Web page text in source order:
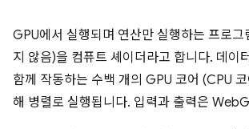
GPU에서 실행되며 연산만 실행하는 프로그
지 않음)을 컴퓨트 셰이더라고 합니다. 데이
함께 작동하는 수백 개의 GPU 코어 (CPU
해 병렬로 실행됩니다. 입력과 출력은